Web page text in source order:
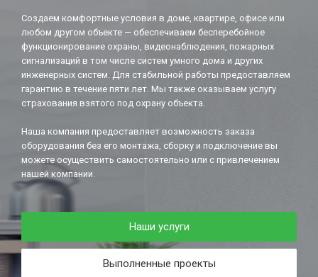
Создаем комфортные условия в доме, квартире, офисе или
любом другом объекте — обеспечиваем бесперебойное
функционирование охраны, видеонаблюдения, пожарных
сигнализаций в том числе систем умного дома и других
инженерных систем. Для стабильной работы предоставляем
гарантию в течение пяти лет. Мы также оказываем услугу
страхования взятого под охрану объекта.
Наша компания предоставляет возможность заказа
оборудования без его монтажа, сборку и подключение вы
можете осуществить самостоятельно или с привлечением
нашей компании.
Наши услуги
Выполненные проекты